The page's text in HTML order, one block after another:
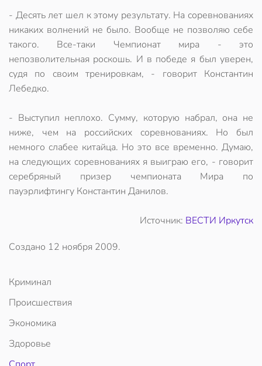
- Десять лет шел к этому результату. На соревнованиях
никаких волнений не было. Вообще не позволяю себе
такого. Все-таки Чемпионат мира - это
непозволительная роскошь. И в победе я был уверен,
судя по своим тренировкам, - говорит Константин
Лебедко.
- Выступил неплохо. Сумму, которую набрал, она не
ниже, чем на российских соревнованиях. Но был
немного слабее китайца. Но это все временно. Думаю,
на следующих соревнованиях я выиграю его, - говорит
серебряный призер чемпионата Мира по
пауэрлифтингу Константин Данилов.
Источник: ВЕСТИ Иркутск
Создано 12 ноября 2009.
Криминал
Происшествия
Экономика
Здоровье